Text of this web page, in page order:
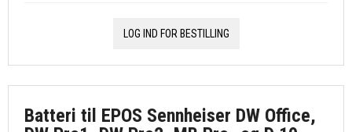
LOG IND FOR BESTILLING
Batteri til EPOS Sennheiser DW Office,